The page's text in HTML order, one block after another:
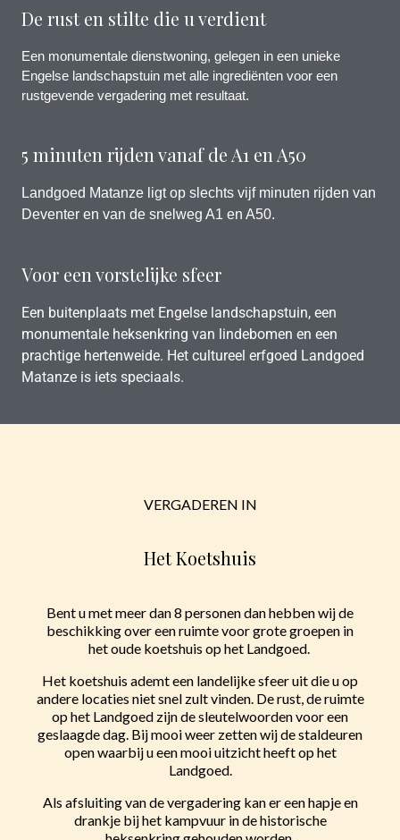
De rust en stilte die u verdient
Een monumentale dienstwoning, gelegen in een unieke
Engelse landschapstuin met alle ingrediënten voor een
rustgevende vergadering met resultaat.
5 minuten rijden vanaf de A1 en A50
Landgoed Matanze ligt op slechts vijf minuten rijden van
Deventer en van de snelweg A1 en A50.
Voor een vorstelijke sfeer
Een buitenplaats met Engelse landschapstuin, een
monumentale heksenkring van lindebomen en een
prachtige hertenweide. Het cultureel erfgoed Landgoed
Matanze is iets speciaals.
VERGADEREN IN
Het Koetshuis
Bent u met meer dan 8 personen dan hebben wij de
beschikking over een ruimte voor grote groepen in
het oude koetshuis op het Landgoed.
Het koetshuis ademt een landelijke sfeer uit die u op
andere locaties niet snel zult vinden. De rust, de ruimte
op het Landgoed zijn de sleutelwoorden voor een
geslaagde dag. Bij mooi weer zetten wij de staldeuren
open waarbij u een mooi uitzicht heeft op het
Landgoed.
Als afsluiting van de vergadering kan er een hapje en
drankje bij het kampvuur in de historische